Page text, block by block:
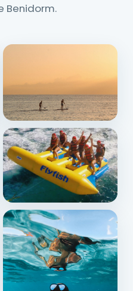
Benidorm.